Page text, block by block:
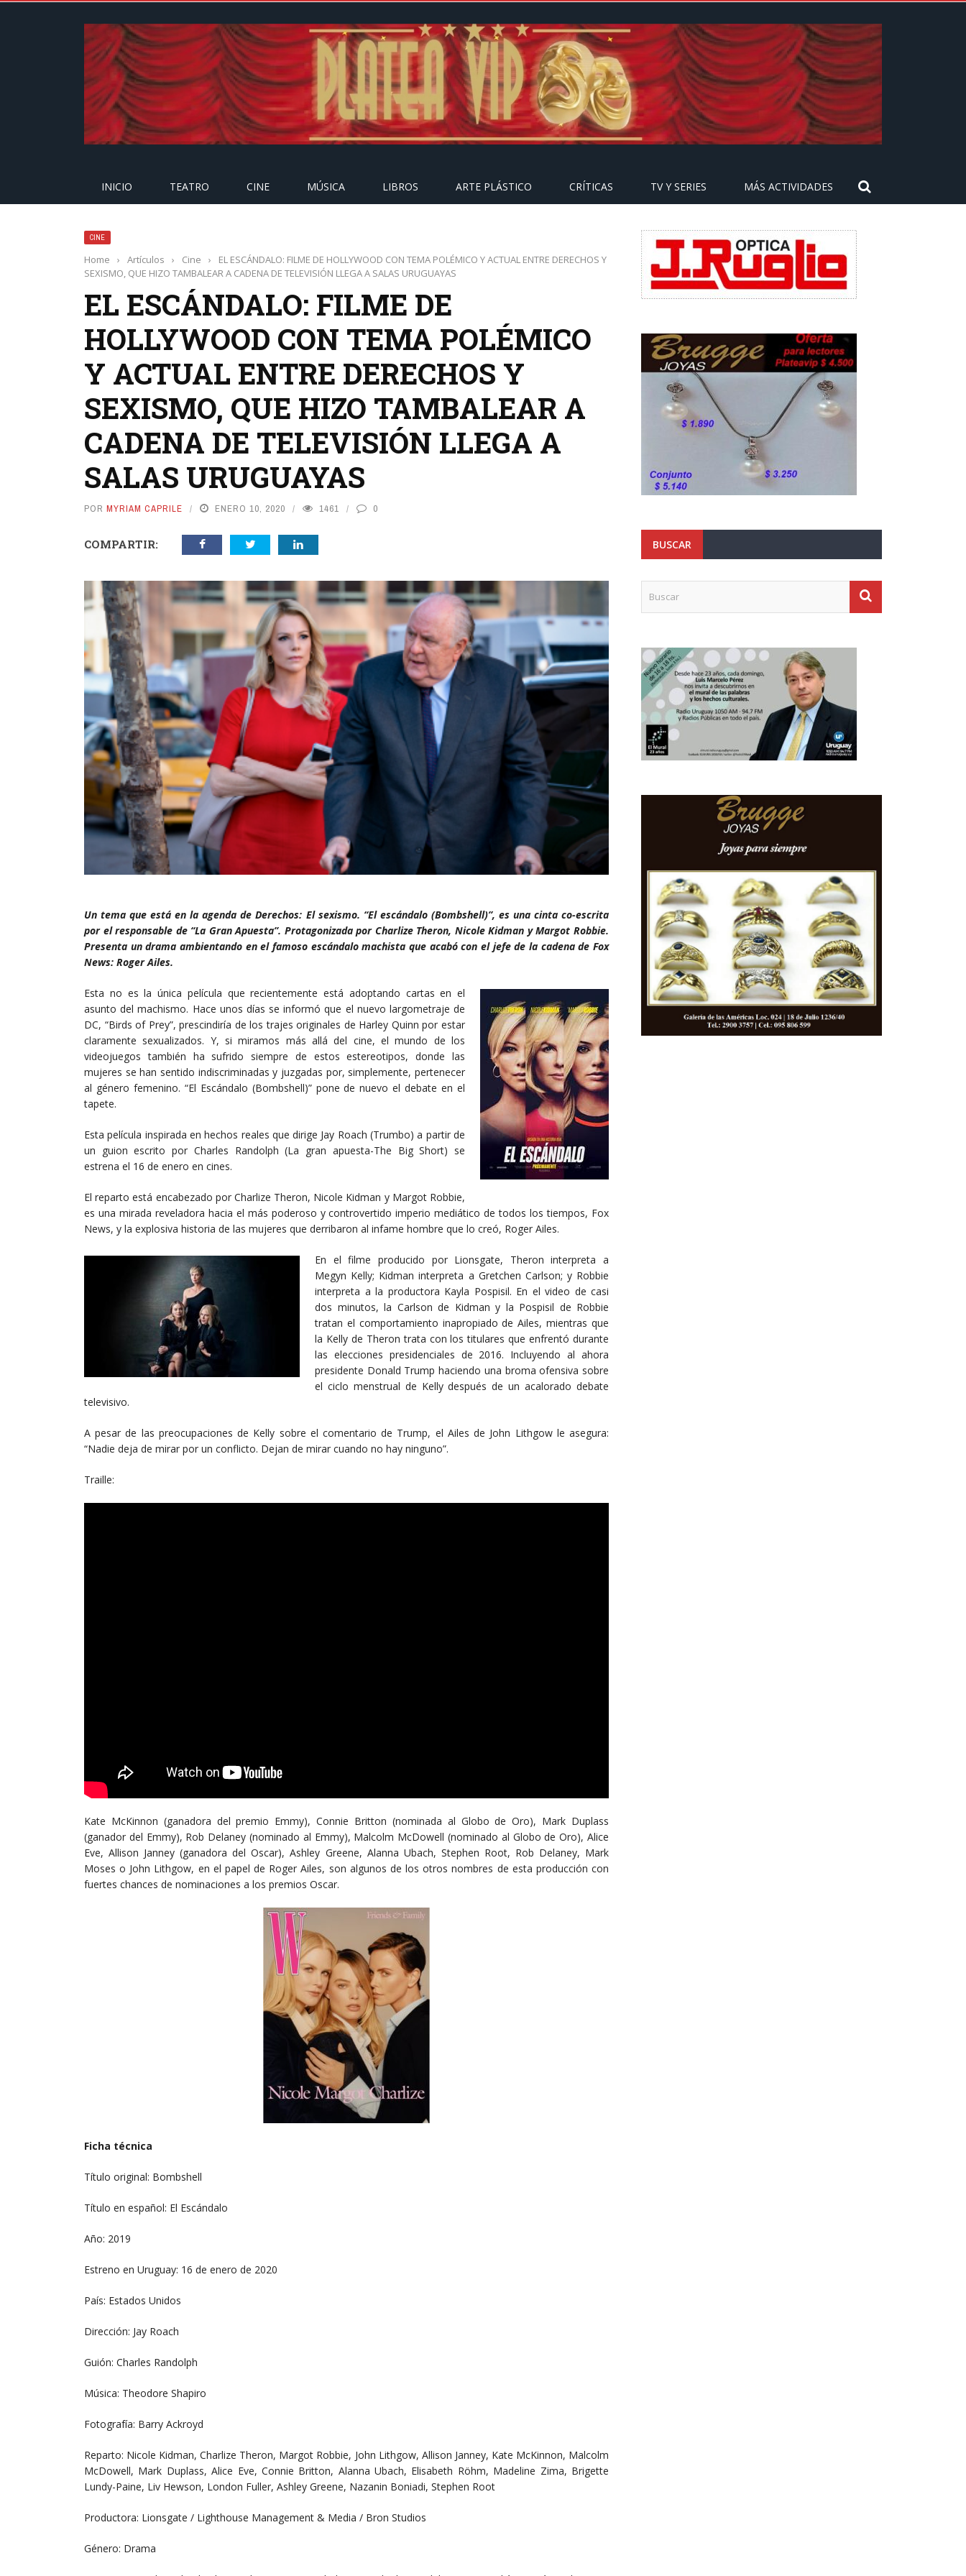
INICIO TEATRO CINE MÚSICA LIBROS ARTE PLÁSTICO CRÍTICAS TV Y SERIES MÁS ACTIVIDADES
CINE
Home › Artículos › Cine ›
EL ESCÁNDALO: FILME DE HOLLYWOOD CON TEMA POLÉMICO Y ACTUAL ENTRE DERECHOS Y
SEXISMO, QUE HIZO TAMBALEAR A CADENA DE TELEVISIÓN LLEGA A SALAS URUGUAYAS
EL ESCÁNDALO: FILME DE
HOLLYWOOD CON TEMA POLÉMICO
Y ACTUAL ENTRE DERECHOS Y
SEXISMO, QUE HIZO TAMBALEAR A
CADENA DE TELEVISIÓN LLEGA A
SALAS URUGUAYAS
POR MYRIAM CAPRILE ENERO 10, 2020 1461 0
COMPARTIR:
Un tema que está en la agenda de Derechos: El sexismo. “El escándalo (Bombshell)”, es una cinta co-escrita
por el responsable de “La Gran Apuesta”. Protagonizada por Charlize Theron, Nicole Kidman y Margot Robbie.
Presenta un drama ambientando en el famoso escándalo machista que acabó con el jefe de la cadena de Fox
News: Roger Ailes.
Esta no es la única película que recientemente está adoptando cartas en el
asunto del machismo. Hace unos días se informó que el nuevo largometraje de
DC, “Birds of Prey”, prescindiría de los trajes originales de Harley Quinn por estar
claramente sexualizados. Y, si miramos más allá del cine, el mundo de los
videojuegos también ha sufrido siempre de estos estereotipos, donde las
mujeres se han sentido indiscriminadas y juzgadas por, simplemente, pertenecer
al género femenino. “El Escándalo (Bombshell)” pone de nuevo el debate en el
tapete.
Esta película inspirada en hechos reales que dirige Jay Roach (Trumbo) a partir de
un guion escrito por Charles Randolph (La gran apuesta-The Big Short) se
estrena el 16 de enero en cines.
El reparto está encabezado por Charlize Theron, Nicole Kidman y Margot Robbie,
es una mirada reveladora hacia el más poderoso y controvertido imperio mediático de todos los tiempos, Fox
News, y la explosiva historia de las mujeres que derribaron al infame hombre que lo creó, Roger Ailes.
En el filme producido por Lionsgate, Theron interpreta a
Megyn Kelly; Kidman interpreta a Gretchen Carlson; y Robbie
interpreta a la productora Kayla Pospisil. En el video de casi
dos minutos, la Carlson de Kidman y la Pospisil de Robbie
tratan el comportamiento inapropiado de Ailes, mientras que
la Kelly de Theron trata con los titulares que enfrentó durante
las elecciones presidenciales de 2016. Incluyendo al ahora
presidente Donald Trump haciendo una broma ofensiva sobre
el ciclo menstrual de Kelly después de un acalorado debate
televisivo.
A pesar de las preocupaciones de Kelly sobre el comentario de Trump, el Ailes de John Lithgow le asegura:
“Nadie deja de mirar por un conflicto. Dejan de mirar cuando no hay ninguno”.
Traille:
Kate McKinnon (ganadora del premio Emmy), Connie Britton (nominada al Globo de Oro), Mark Duplass
(ganador del Emmy), Rob Delaney (nominado al Emmy), Malcolm McDowell (nominado al Globo de Oro), Alice
Eve, Allison Janney (ganadora del Oscar), Ashley Greene, Alanna Ubach, Stephen Root, Rob Delaney, Mark
Moses o John Lithgow, en el papel de Roger Ailes, son algunos de los otros nombres de esta producción con
fuertes chances de nominaciones a los premios Oscar.
Ficha técnica
Título original: Bombshell
Título en español: El Escándalo
Año: 2019
Estreno en Uruguay: 16 de enero de 2020
País: Estados Unidos
Dirección: Jay Roach
Guión: Charles Randolph
Música: Theodore Shapiro
Fotografía: Barry Ackroyd
Reparto: Nicole Kidman, Charlize Theron, Margot Robbie, John Lithgow, Allison Janney, Kate McKinnon, Malcolm
McDowell, Mark Duplass, Alice Eve, Connie Britton, Alanna Ubach, Elisabeth Röhm, Madeline Zima, Brigette
Lundy-Paine, Liv Hewson, London Fuller, Ashley Greene, Nazanin Boniadi, Stephen Root
Productora: Lionsgate / Lighthouse Management & Media / Bron Studios
Género: Drama
BUSCAR